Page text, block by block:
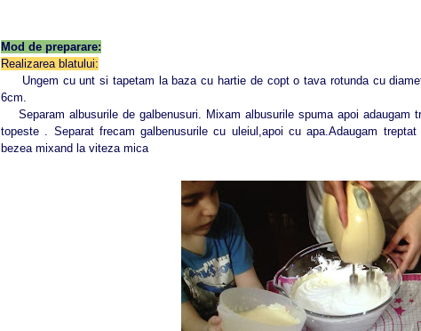
Mod de preparare:
Realizarea blatului:
Ungem cu unt si tapetam la baza cu hartie de copt o tava rotunda cu
6cm.
Separam albusurile de galbenusuri. Mixam albusurile spuma apoi adaugam
topeste . Separat frecam galbenusurile cu uleiul,apoi cu apa.Adaugam
bezea mixand la viteza mica